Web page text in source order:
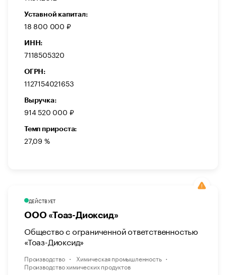
Уставной капитал:
18 800 000 ₽
ИНН:
7118505320
ОГРН:
1127154021653
Выручка:
914 520 000 ₽
Темп прироста:
27,09 %
ДЕЙСТВУЕТ
ООО «Тоаз-Диоксид»
Общество с ограниченной ответственностью
«Тоаз-Диоксид»
Производство
Химическая промышленность
Производство химических продуктов